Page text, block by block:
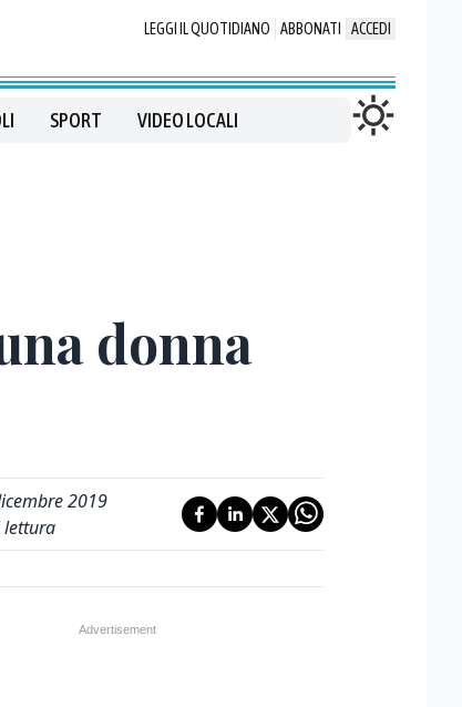
LEGGI IL QUOTIDIANO ABBONATI ACCEDI
SPORT VIDEO LOCALI
donna
2019
lettura